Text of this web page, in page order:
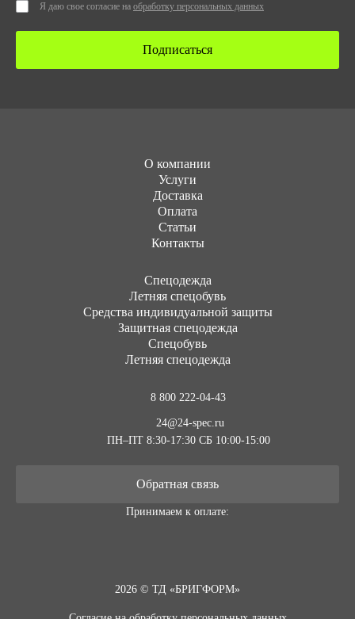
Я даю свое согласие на обработку персональных данных
Подписаться
О компании
Услуги
Доставка
Оплата
Статьи
Контакты
Cпецодежда
Летняя спецобувь
Средства индивидуальной защиты
Защитная спецодежда
Спецобувь
Летняя спецодежда
8 800 222-04-43
24@24-spec.ru
ПН–ПТ 8:30-17:30 СБ 10:00-15:00
Обратная связь
Принимаем к оплате:
2026 © ТД «БРИГФОРМ»